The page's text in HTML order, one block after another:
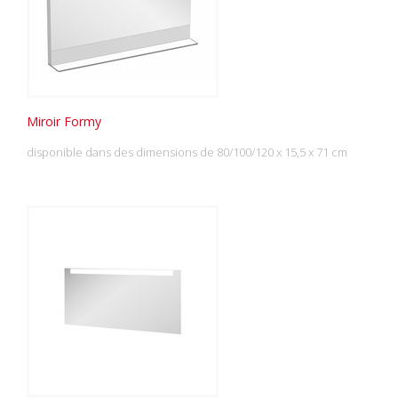
Miroir Formy
disponible dans des dimensions de 80/100/120 x 15,5 x 71 cm